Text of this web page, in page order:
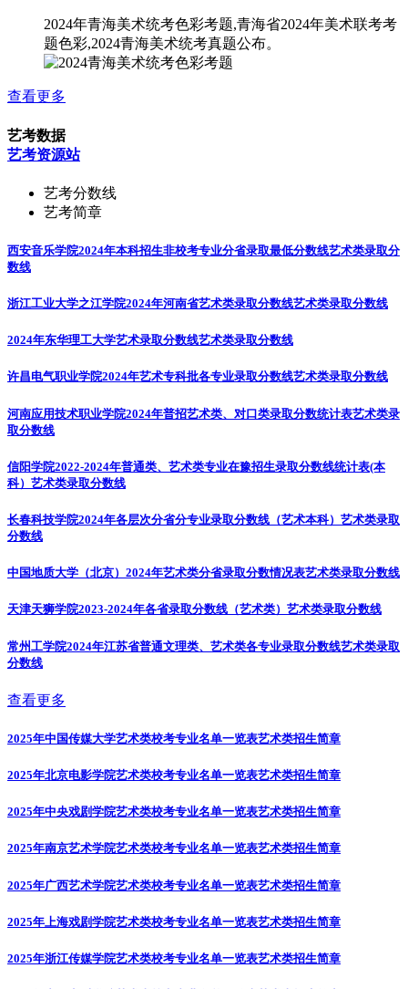
2024年青海美术统考色彩考题,青海省2024年美术联考考
题色彩,2024青海美术统考真题公布。
查看更多
艺考数据
艺考资源站
艺考分数线
艺考简章
西安音乐学院2024年本科招生非校考专业分省录取最低分数线艺术类录取分
数线
浙江工业大学之江学院2024年河南省艺术类录取分数线艺术类录取分数线
2024年东华理工大学艺术录取分数线艺术类录取分数线
许昌电气职业学院2024年艺术专科批各专业录取分数线艺术类录取分数线
河南应用技术职业学院2024年普招艺术类、对口类录取分数统计表艺术类录
取分数线
信阳学院2022-2024年普通类、艺术类专业在豫招生录取分数线统计表(本
科） 艺术类录取分数线
长春科技学院2024年各层次分省分专业录取分数线（艺术本科） 艺术类录取
分数线
中国地质大学（北京）2024年艺术类分省录取分数情况表艺术类录取分数线
天津天狮学院2023-2024年各省录取分数线（艺术类） 艺术类录取分数线
常州工学院2024年江苏省普通文理类、艺术类各专业录取分数线艺术类录取
分数线
查看更多
2025年中国传媒大学艺术类校考专业名单一览表艺术类招生简章
2025年北京电影学院艺术类校考专业名单一览表艺术类招生简章
2025年中央戏剧学院艺术类校考专业名单一览表艺术类招生简章
2025年南京艺术学院艺术类校考专业名单一览表艺术类招生简章
2025年广西艺术学院艺术类校考专业名单一览表艺术类招生简章
2025年上海戏剧学院艺术类校考专业名单一览表艺术类招生简章
2025年浙江传媒学院艺术类校考专业名单一览表艺术类招生简章